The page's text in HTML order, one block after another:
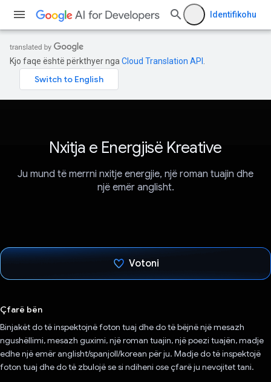
Identifikohu
Kjo faqe është përkthyer nga Cloud Translation API
Nxitja e Energjisë Kreative
Ju mund të merrni nxitje energjie, një roman tuajin dhe
një emër anglisht.
Votoni
Çfarë bën
Binjakët do të inspektojnë foton tuaj dhe do të bëjnë një mesazh
ngushëllimi, mesazh guximi, një roman tuajin, një poezi tuajën, madje
edhe një emër anglisht/spanjoll/korean për ju. Madje do të inspektojë
foton tuaj dhe do të zbulojë se si ndiheni ose çfarë ju nevojitet tani.